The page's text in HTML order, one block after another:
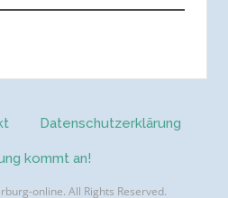
Datenschutzerklärung
kommt an!
online. All Rights Reserved.